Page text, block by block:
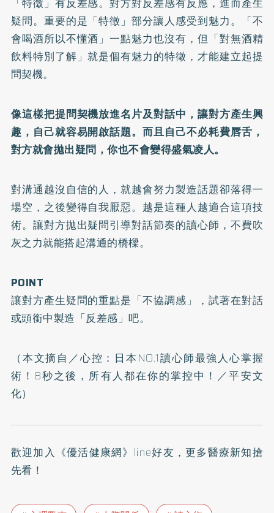
疑問。重要的是「特徵」部分讓人感受到魅力。「不
會喝酒所以不懂酒」一點魅力也沒有，但「對無酒精
飲料特別了解」就是個有魅力的特徵，才能建立起提
問契機。
像這樣把提問契機放進名片及對話中，讓對方產生興
趣，自己就容易開啟話題。而且自己不必耗費唇舌，
對方就會拋出疑問，你也不會變得盛氣凌人。
對溝通越沒自信的人，就越會努力製造話題卻落得一
場空，之後變得自我厭惡。越是這種人越適合這項技
術。讓對方拋出疑問引導對話節奏的讀心師，不費吹
灰之力就能搭起溝通的橋樑。
POINT
讓對方產生疑問的重點是「不協調感」，試著在對話
或頭銜中製造「反差感」吧。
（本文摘自／心控：日本NO.1讀心師最強人心掌握
術！8秒之後，所有人都在你的掌控中！ ／平安文
化）
歡迎加入 《優活健康網》line好友 ，更多醫療新知搶
先看！